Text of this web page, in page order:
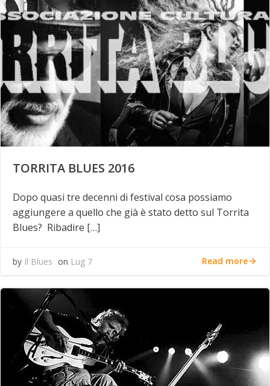
TORRITA BLUES 2016
Dopo quasi tre decenni di festival cosa possiamo
aggiungere a quello che già è stato detto sul Torrita
Blues? Ribadire […]
by Il Blues on Lug 7 Read more